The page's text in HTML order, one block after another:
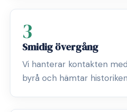
3
Smidig övergång
Vi hanterar kontakten
byrå och hämtar